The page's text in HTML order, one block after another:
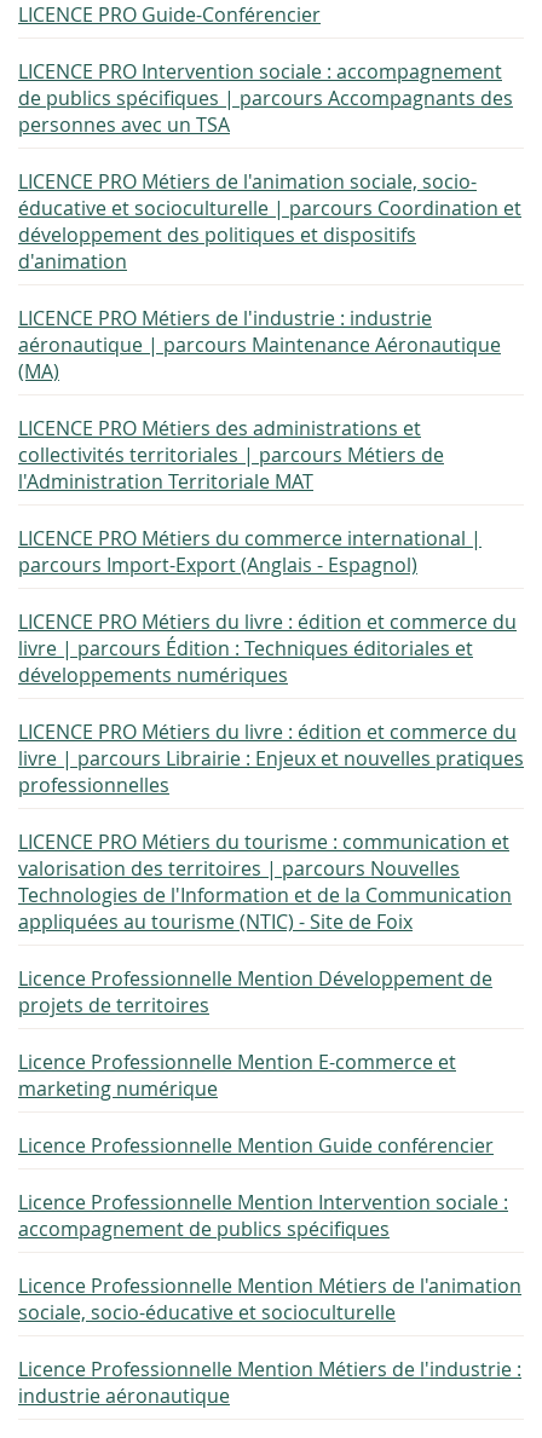
LICENCE PRO Guide-Conférencier
LICENCE PRO Intervention sociale : accompagnement
de publics spécifiques | parcours Accompagnants des
personnes avec un TSA
LICENCE PRO Métiers de l'animation sociale, socio-
éducative et socioculturelle | parcours Coordination et
développement des politiques et dispositifs
d'animation
LICENCE PRO Métiers de l'industrie : industrie
aéronautique | parcours Maintenance Aéronautique
(MA)
LICENCE PRO Métiers des administrations et
collectivités territoriales | parcours Métiers de
l'Administration Territoriale MAT
LICENCE PRO Métiers du commerce international |
parcours Import-Export (Anglais - Espagnol)
LICENCE PRO Métiers du livre : édition et commerce du
livre | parcours Édition : Techniques éditoriales et
développements numériques
LICENCE PRO Métiers du livre : édition et commerce du
livre | parcours Librairie : Enjeux et nouvelles pratiques
professionnelles
LICENCE PRO Métiers du tourisme : communication et
valorisation des territoires | parcours Nouvelles
Technologies de l'Information et de la Communication
appliquées au tourisme (NTIC) - Site de Foix
Licence Professionnelle Mention Développement de
projets de territoires
Licence Professionnelle Mention E-commerce et
marketing numérique
Licence Professionnelle Mention Guide conférencier
Licence Professionnelle Mention Intervention sociale :
accompagnement de publics spécifiques
Licence Professionnelle Mention Métiers de l'animation
sociale, socio-éducative et socioculturelle
Licence Professionnelle Mention Métiers de l'industrie :
industrie aéronautique